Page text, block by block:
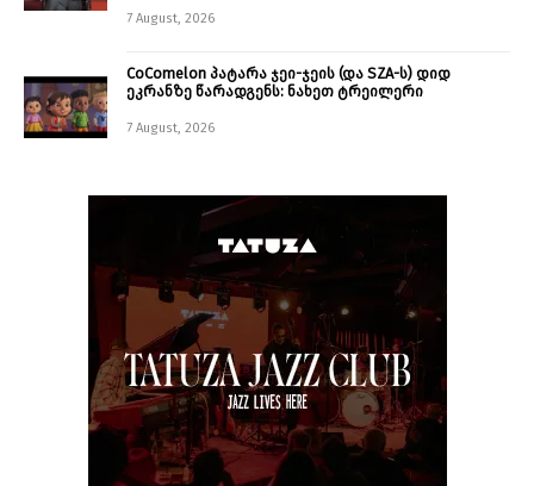
7 August, 2026
CoComelon პატარა ჯეი-ჯეის (და SZA-ს) დიდ
ეკრანზე წარადგენს: ნახეთ ტრეილერი
7 August, 2026